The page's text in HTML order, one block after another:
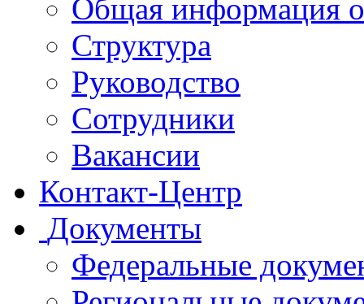
Общая
Структура
Руководство
Сотрудники
Вакансии
Контакт-Центр
Документы
Федеральные